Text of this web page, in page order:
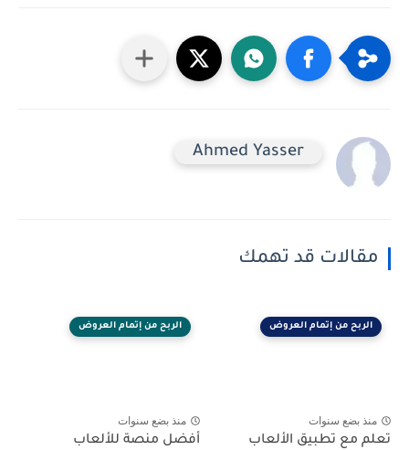
Ahmed Yasser
مقالات قد تهمك
الربح من إتمام العروض
منذ بضع سنوات
تعلم مع تطبيق الألعاب
الربح من إتمام العروض
منذ بضع سنوات
أفضل منصة للألعاب